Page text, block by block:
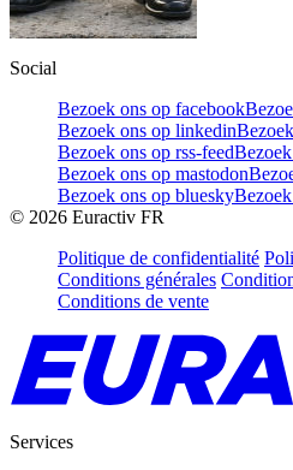
Social
Bezoek ons op facebook
Bezoek ons op linkedin
Bezoek ons op rss-feed
Bezoek ons op mastodon
Bezoek ons op bluesky
© 2026 Euractiv FR
Politique de confidentialité
Conditions générales
Conditions de vente
Services